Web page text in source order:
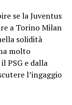
se la Juventus
a Torino Milan
solidità
molto
PSG e dalla
l’ingaggio